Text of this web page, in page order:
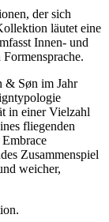
der sich
läutet eine
Innen- und
& Søn im Jahr
in einer Vielzahl
fliegenden
Zusammenspiel
weicher,